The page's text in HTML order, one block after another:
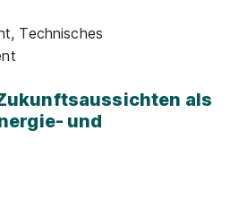
Technisches
als
und